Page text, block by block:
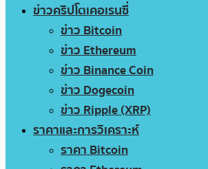
ข่าวคริปโตเคอเรนซี่
ข่าว Bitcoin
ข่าว Ethereum
ข่าว Binance Coin
ข่าว Dogecoin
ข่าว Ripple (XRP)
ราคาและการวิเคราะห์
ราคา Bitcoin